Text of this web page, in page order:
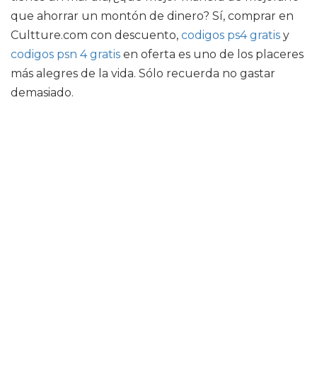
que ahorrar un montón de dinero? Sí, comprar en
Cultture.com con descuento, codigos ps4 gratis y
codigos psn 4 gratis en oferta es uno de los placeres
más alegres de la vida. Sólo recuerda no gastar
demasiado.